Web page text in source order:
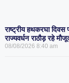
राष्ट्रीय हथकरघा
राज्यवर्धन राठौड़ रहे
08/08/2026 8:40 am